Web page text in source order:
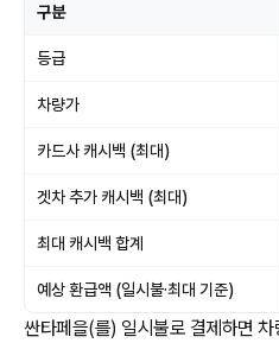
구분
등급
차량가
카드사 캐시백 (최대)
겟차 추가 캐시백 (최대)
최대 캐시백 합계
예상 환급액 (일시불·최대 기준)
싼타페을(를) 일시불로 결제하면